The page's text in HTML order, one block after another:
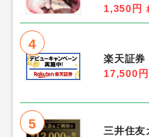
1,350円
4
楽天証券
17,500円
5
三井住友